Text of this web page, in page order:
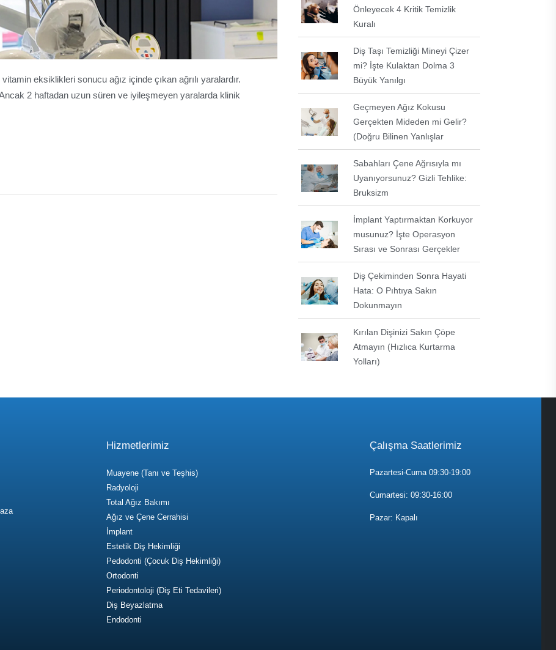
eksiklikleri sonucu ağız içinde çıkan ağrılı yaralardır.
2 haftadan uzun süren ve iyileşmeyen yaralarda klinik
Önleyecek 4 Kritik Temizlik
Kuralı
Diş Taşı Temizliği Mineyi Çizer
mi? İşte Kulaktan Dolma 3
Büyük Yanılgı
Geçmeyen Ağız Kokusu
Gerçekten Mideden mi Gelir?
(Doğru Bilinen Yanlışlar
Sabahları Çene Ağrısıyla mı
Uyanıyorsunuz? Gizli Tehlike:
Bruksizm
İmplant Yaptırmaktan Korkuyor
musunuz? İşte Operasyon
Sırası ve Sonrası Gerçekler
Diş Çekiminden Sonra Hayati
Hata: O Pıhtıya Sakın
Dokunmayın
Kırılan Dişinizi Sakın Çöpe
Atmayın (Hızlıca Kurtarma
Yolları)
Hizmetlerimiz
Muayene (Tanı ve Teşhis)
Radyoloji
Total Ağız Bakımı
Ağız ve Çene Cerrahisi
İmplant
Estetik Diş Hekimliği
Pedodonti (Çocuk Diş Hekimliği)
Ortodonti
Periodontoloji (Diş Eti Tedavileri)
Diş Beyazlatma
Endodonti
Çalışma Saatlerimiz
Pazartesi-Cuma 09:30-19:00
Cumartesi: 09:30-16:00
Pazar: Kapalı